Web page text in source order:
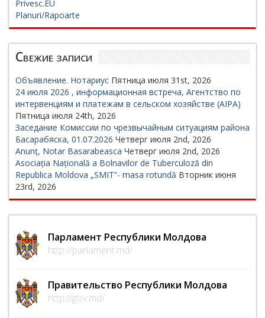
Privesc.EU
Planuri/Rapoarte
Свежие записи
Объявление. Нотариус Пятница июля 31st, 2026
24 июля 2026 , информационная встреча, Агентство по
интервенциям и платежам в сельском хозяйстве (AIPA)
Пятница июля 24th, 2026
Заседание Комиссии по чрезвычайным ситуациям района
Басарабяска, 01.07.2026 Четверг июля 2nd, 2026
Anunț, Notar Basarabeasca Четверг июля 2nd, 2026
Asociația Națională a Bolnavilor de Tuberculoză din
Republica Moldova „SMIT”- masa rotundă Вторник июня
23rd, 2026
Парламент Республики Молдова
http://parlament.md/
Правительство Республики Молдова
http://gov.md/